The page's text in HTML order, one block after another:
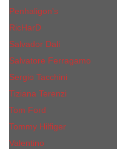
Penhaligon​'s
RicHarD
Salvador Dali
Salvatore Ferragamo
Sergio Tacchini
Tiziana Terenzi
Tom Ford
Tommy Hilfiger
Valentino